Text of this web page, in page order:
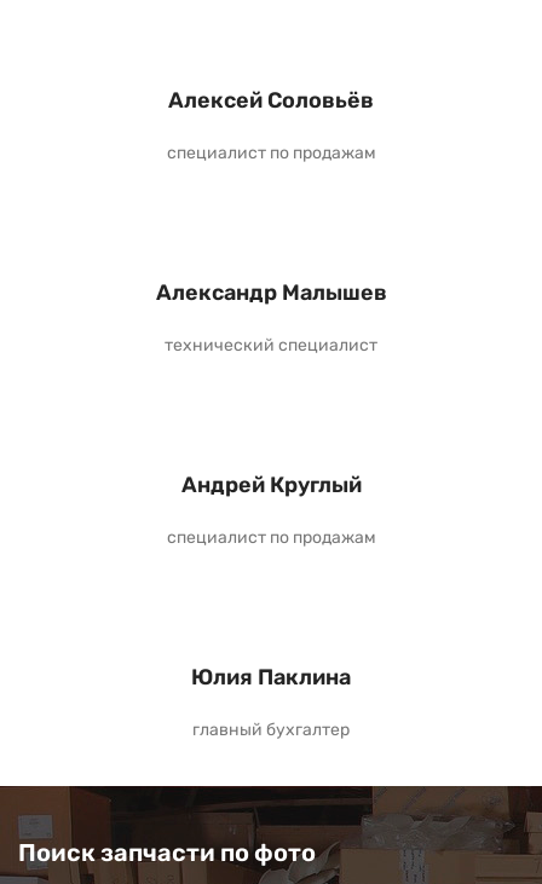
Алексей Соловьёв
специалист по продажам
Александр Малышев
технический специалист
Андрей Круглый
специалист по продажам
Юлия Паклина
главный бухгалтер
Поиск запчасти по фото